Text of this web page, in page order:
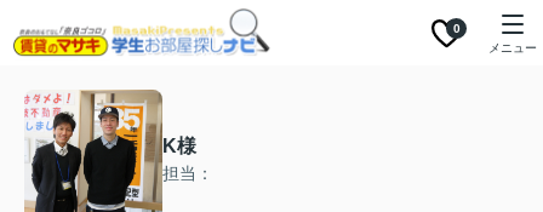
0
メニュー
K様
担当：